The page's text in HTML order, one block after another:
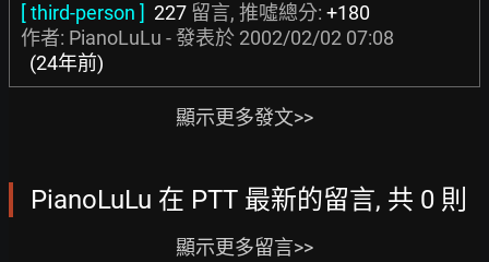
[ third-person ] 227 留言, 推噓總分: +180
作者: PianoLuLu - 發表於 2002/02/02 07:08
(24年前)
顯示更多發文>>
PianoLuLu 在 PTT 最新的留言, 共 0 則
顯示更多留言>>